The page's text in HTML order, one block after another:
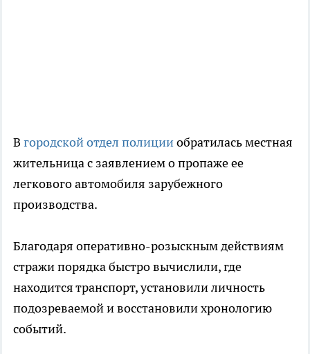
В городской отдел полицииобратилась местная
жительница с заявлением о пропаже ее
легкового автомобиля зарубежного
производства.
Благодаря оперативно-розыскным действиям
стражи порядка быстро вычислили, где
находится транспорт, установили личность
подозреваемой и восстановили хронологию
событий.